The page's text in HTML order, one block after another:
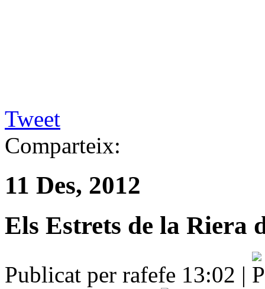
Tweet
Comparteix:
11 Des, 2012
Els Estrets de la Riera
Publicat per rafefe 13:02 |